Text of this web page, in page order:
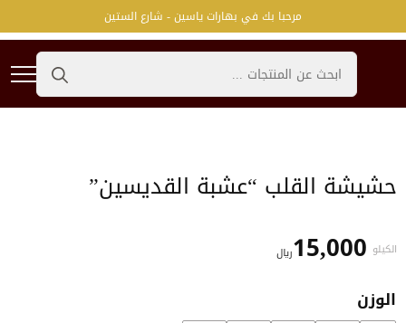
مرحبا بك في بهارات ياسين - شارع الستين
Search
for:
حشيشة القلب “عشبة القديسين”
الكيلو 15,000﷼
الوزن